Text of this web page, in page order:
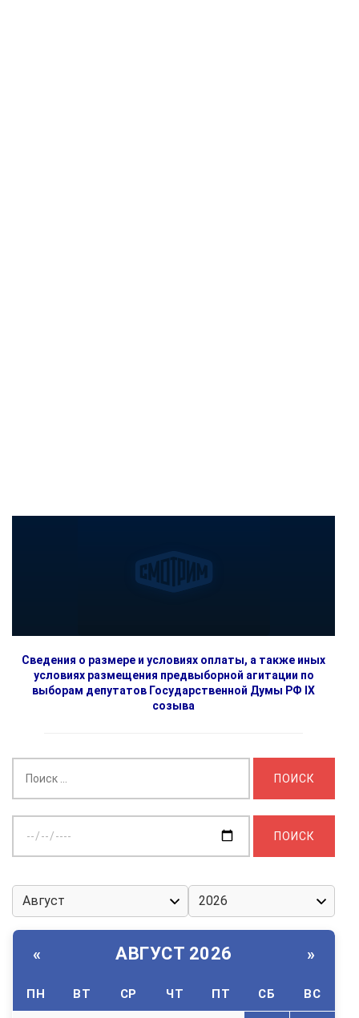
Сведения о размере и условиях оплаты, а также иных
условиях размещения предвыборной агитации по
выборам депутатов Государственной Думы РФ IX
созыва
дату:
« АВГУСТ 2026 »
ПН ВТ СР ЧТ ПТ СБ ВС